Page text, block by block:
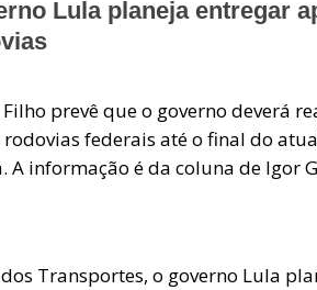
Lula planeja entregar
prevê que o governo deverá
rodovias federais até o final do
A informação é da coluna de Igor
Transportes, o governo Lula